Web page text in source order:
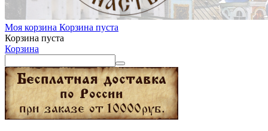
Моя корзина Корзина пуста
Корзина пуста
Корзина